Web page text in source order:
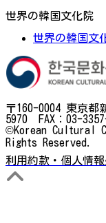
世界の韓国文化院
世界の韓国文
〒160-0004 東京都
5970 FAX：03-
©Korean Cultural
Rights Reserved.
利用約款・個人情